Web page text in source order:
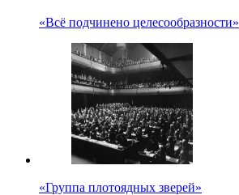
«Всё подчинено целесообразности»
«Группа плотоядных зверей»